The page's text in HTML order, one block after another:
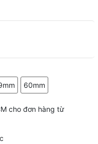
60mm
cho đơn hàng từ